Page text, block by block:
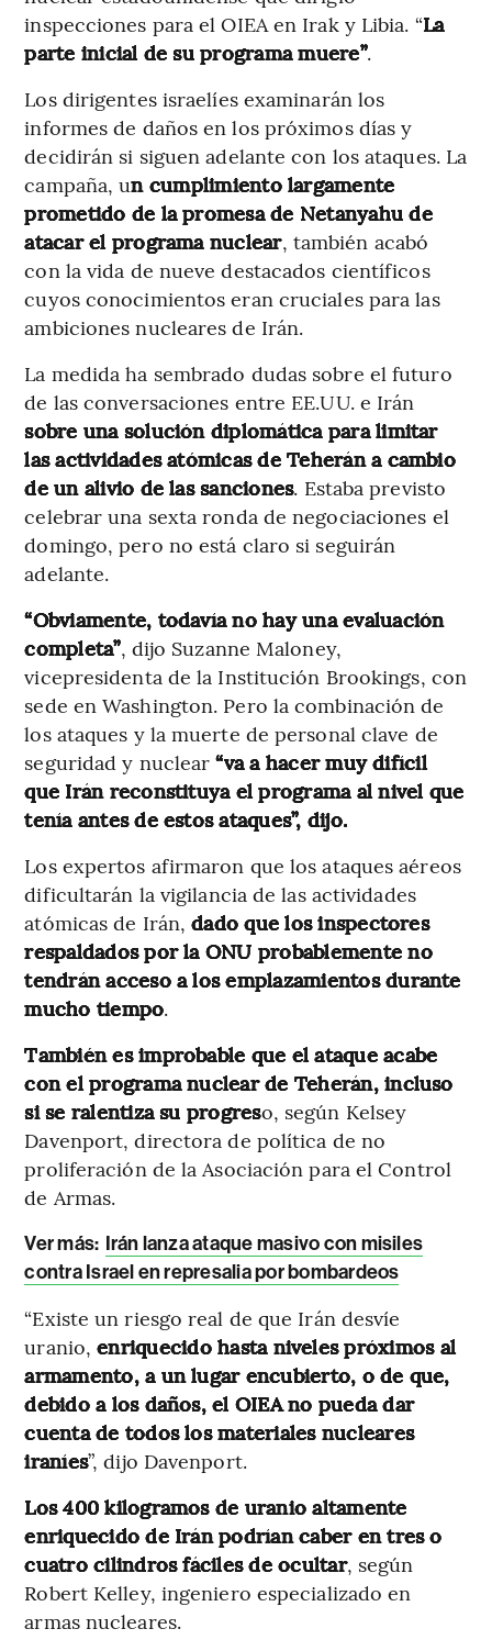
inspecciones para el OIEA en Irak y Libia. “La
parte inicial de su programa muere”.
Los dirigentes israelíes examinarán los
informes de daños en los próximos días y
decidirán si siguen adelante con los ataques. La
campaña, un cumplimiento largamente
prometido de la promesa de Netanyahu de
atacar el programa nuclear, también acabó
con la vida de nueve destacados científicos
cuyos conocimientos eran cruciales para las
ambiciones nucleares de Irán.
La medida ha sembrado dudas sobre el futuro
de las conversaciones entre EE.UU. e Irán
sobre una solución diplomática para limitar
las actividades atómicas de Teherán a cambio
de un alivio de las sanciones. Estaba previsto
celebrar una sexta ronda de negociaciones el
domingo, pero no está claro si seguirán
adelante.
“Obviamente, todavía no hay una evaluación
completa”, dijo Suzanne Maloney,
vicepresidenta de la Institución Brookings, con
sede en Washington. Pero la combinación de
los ataques y la muerte de personal clave de
seguridad y nuclear“va a hacer muy difícil
que Irán reconstituya el programa al nivel que
tenía antes de estos ataques”, dijo.
Los expertos afirmaron que los ataques aéreos
dificultarán la vigilancia de las actividades
atómicas de Irán,dado que los inspectores
respaldados por la ONU probablemente no
tendrán acceso a los emplazamientos durante
mucho tiempo.
También es improbable que el ataque acabe
con el programa nuclear de Teherán, incluso
si se ralentiza su progreso, según Kelsey
Davenport, directora de política de no
proliferación de la Asociación para el Control
de Armas.
Ver más: Irán lanza ataque masivo con misiles
contra Israel en represalia por bombardeos
“Existe un riesgo real de que Irán desvíe
uranio,enriquecido hasta niveles próximos al
armamento, a un lugar encubierto, o de que,
debido a los daños, el OIEA no pueda dar
cuenta de todos los materiales nucleares
iraníes”, dijo Davenport.
Los 400 kilogramos de uranio altamente
enriquecido de Irán podrían caber en tres o
cuatro cilindros fáciles de ocultar, según
Robert Kelley, ingeniero especializado en
armas nucleares.